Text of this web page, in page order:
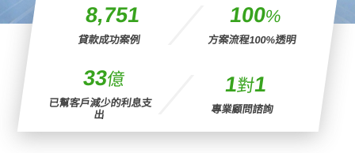
8,751
貸款成功案例
100%
方案流程100%透明
33億
已幫客戶減少的利息支
出
1對1
專業顧問諮詢